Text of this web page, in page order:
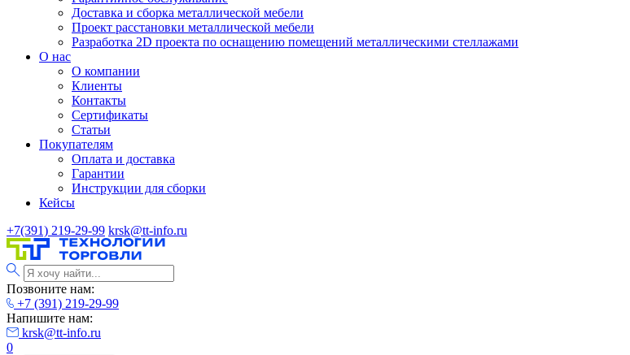
Доставка и сборка металлической мебели
Проект расстановки металлической мебели
Разработка 2D проекта по оснащению помещений металлическими стеллажами
О нас
О компании
Клиенты
Контакты
Сертификаты
Статьи
Покупателям
Оплата и доставка
Гарантии
Инструкции для сборки
Кейсы
+7(391) 219-29-99 krsk@tt-info.ru
Позвоните нам:
+7 (391) 219-29-99
Напишите нам:
krsk@tt-info.ru
0